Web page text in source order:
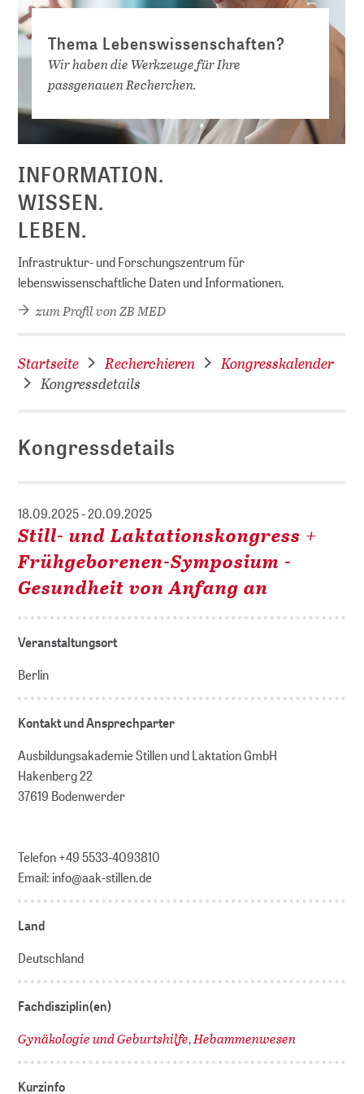
Thema Lebenswissenschaften?
Wir haben die Werkzeuge für Ihre
passgenauen Recherchen.
INFORMATION.
WISSEN.
LEBEN.
Infrastruktur- und Forschungszentrum für
lebenswissenschaftliche Daten und Informationen.
zum Profil von ZB MED
Startseite Recherchieren
Kongresskalender
Kongressdetails
Kongressdetails
18.09.2025 - 20.09.2025
Still- und Laktationskongress +
Frühgeborenen-Symposium -
Gesundheit von Anfang an
Veranstaltungsort
Berlin
Kontakt und Ansprechparter
Ausbildungsakademie Stillen und Laktation GmbH
Hakenberg 22
37619 Bodenwerder
Telefon +49 5533-4093810
Email: info@aak-stillen.de
Land
Deutschland
Fachdisziplin(en)
Gynäkologie und Geburtshilfe,Hebammenwesen
Kurzinfo